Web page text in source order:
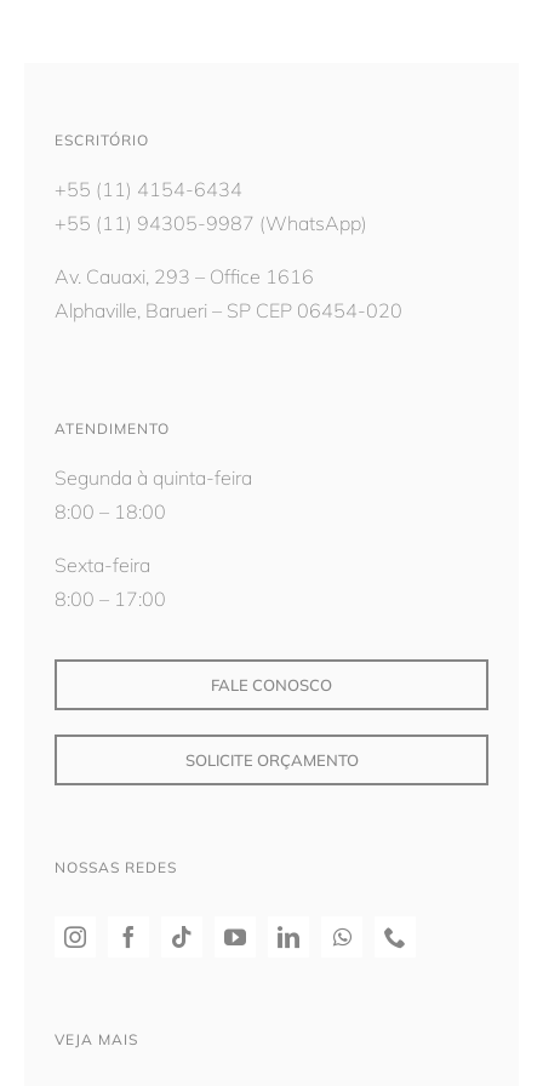
ESCRITÓRIO
+55 (11) 4154-6434
+55 (11) 94305-9987 (WhatsApp)
Av. Cauaxi, 293 – Office 1616
Alphaville, Barueri – SP CEP 06454-020
ATENDIMENTO
Segunda à quinta-feira
8:00 – 18:00
Sexta-feira
8:00 – 17:00
FALE CONOSCO
SOLICITE ORÇAMENTO
NOSSAS REDES
VEJA MAIS